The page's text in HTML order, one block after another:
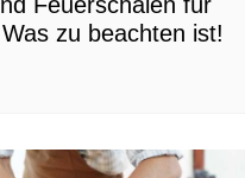
zu beachten ist!